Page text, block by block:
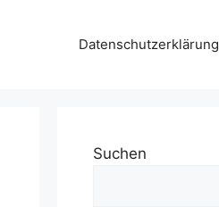
Datenschutzerklärung
Suchen